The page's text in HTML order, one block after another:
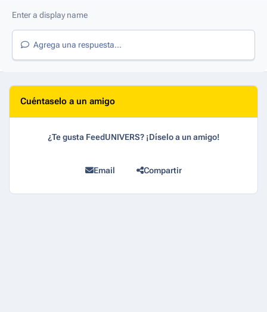
Agrega una respuesta...
Cuéntaselo a un amigo
¿Te gusta FeedUNIVERS? ¡Díselo a un amigo!
Email Compartir